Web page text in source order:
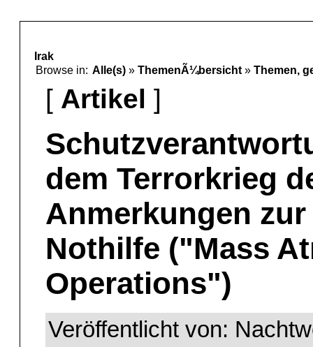
Irak
Browse in: Alle(s) » ThemenÃ¼bersicht » Themen,
[ Artikel ]
dem Terrorkrieg
Anmerkungen
Nothilfe ("Mass
Operations")
Veröffentlicht von: